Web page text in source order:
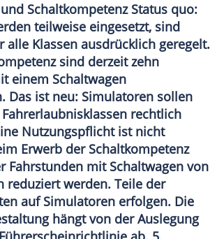
Schaltkompetenz Status quo:
teilweise eingesetzt, sind
alle Klassen ausdrücklich geregelt.
sind derzeit zehn
einem Schaltwagen
Das ist neu: Simulatoren sollen
rechtlich
Nutzungspflicht ist nicht
Erwerb der Schaltkompetenz
Fahrstunden mit Schaltwagen von
reduziert werden. Teile der
auf Simulatoren erfolgen. Die
hängt von der Auslegung